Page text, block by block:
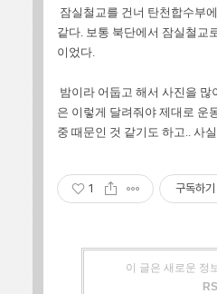
잠실철교를 건너 탄천합수부
같다. 보통 북단에서 잠실철교
이었다.
밤이라 어둡고 해서 사진을
은 이렇게 달려줘야 제대로 운
중 때문인 것 같기도 하고.. 사
1 구독하기
이 글은 새로운 정